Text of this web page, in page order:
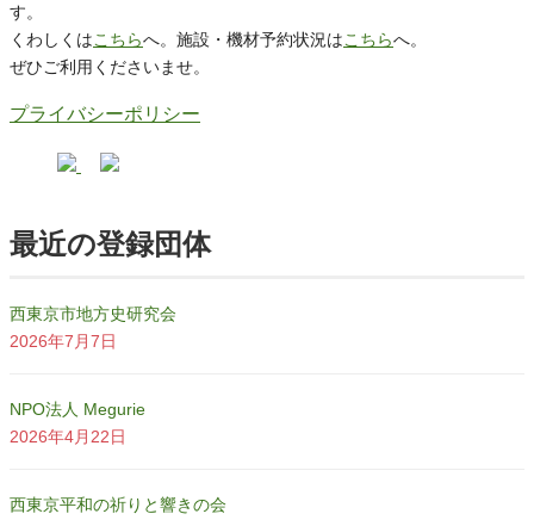
す。
くわしくはこちらへ。施設・機材予約状況はこちらへ。
ぜひご利用くださいませ。
プライバシーポリシー
最近の登録団体
西東京市地方史研究会
2026年7月7日
NPO法人 Megurie
2026年4月22日
西東京平和の祈りと響きの会